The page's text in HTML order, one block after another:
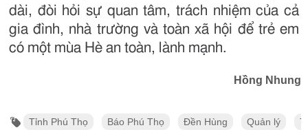
dài, đòi hỏi sự quan tâm, trách nhiệm của cả
gia đình, nhà trường và toàn xã hội để trẻ em
có một mùa Hè an toàn, lành mạnh.
Hồng Nhung
Tỉnh Phú Thọ Báo Phú Thọ Đền Hùng Quản lý